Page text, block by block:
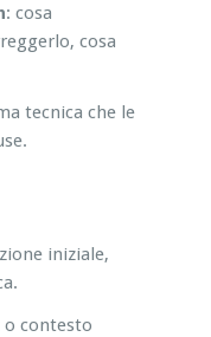
: cosa
cosa
tecnica che le
iniziale,
o contesto